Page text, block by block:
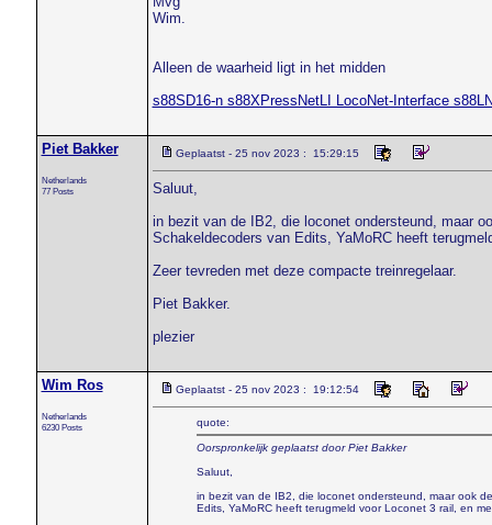
Wim.
Alleen de waarheid ligt in het midden
s88SD16-n s88XPressNetLI LocoNet-Interface
Piet Bakker
Netherlands
77 Posts
Geplaatst - 25 nov 2023 : 15:29:15
Saluut,
in bezit van de IB2, die loconet ondersteund, maar
Schakeldecoders van Edits, YaMoRC heeft
Zeer tevreden met deze compacte treinregelaar.
Piet Bakker.
plezier
Wim Ros
Netherlands
6230 Posts
Geplaatst - 25 nov 2023 : 19:12:54
quote:
Oorspronkelijk geplaatst door Piet Bakker
Saluut,
in bezit van de IB2, die loconet ondersteund, maar ook
Edits, YaMoRC heeft terugmeld voor Loconet 3 rail, en